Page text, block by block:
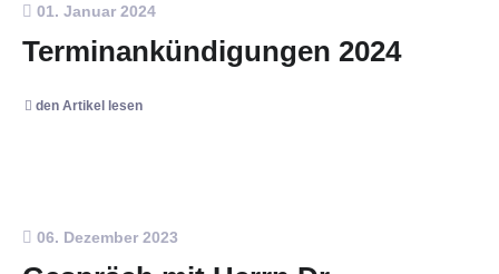
01. Januar 2024
Terminankündigungen 2024
den Artikel lesen
06. Dezember 2023